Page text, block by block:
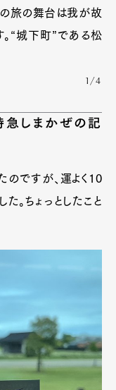
の旅の舞台は我が故
“城下町”である松
1/4
急しまかぜの記
のですが、運よく10
。ちょっとしたこと